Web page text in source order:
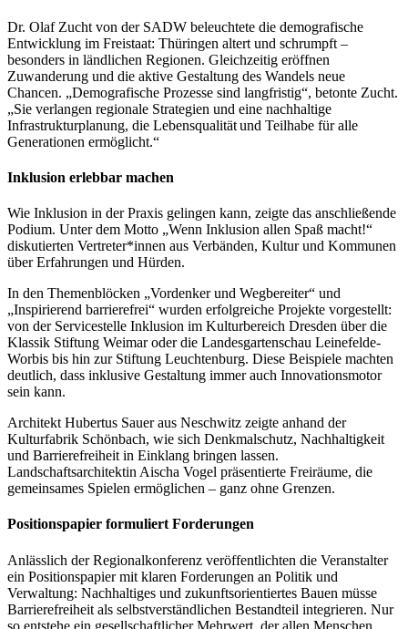
Dr. Olaf Zucht von der SADW beleuchtete die demografische
Entwicklung im Freistaat: Thüringen altert und schrumpft –
besonders in ländlichen Regionen. Gleichzeitig eröffnen
Zuwanderung und die aktive Gestaltung des Wandels neue
Chancen. „Demografische Prozesse sind langfristig“, betonte Zucht.
„Sie verlangen regionale Strategien und eine nachhaltige
Infrastrukturplanung, die Lebensqualität und Teilhabe für alle
Generationen ermöglicht.“
Inklusion erlebbar machen
Wie Inklusion in der Praxis gelingen kann, zeigte das anschließende
Podium. Unter dem Motto „Wenn Inklusion allen Spaß macht!“
diskutierten Vertreter*innen aus Verbänden, Kultur und Kommunen
über Erfahrungen und Hürden.
In den Themenblöcken „Vordenker und Wegbereiter“ und
„Inspirierend barrierefrei“ wurden erfolgreiche Projekte vorgestellt:
von der Servicestelle Inklusion im Kulturbereich Dresden über die
Klassik Stiftung Weimar oder die Landesgartenschau Leinefelde-
Worbis bis hin zur Stiftung Leuchtenburg. Diese Beispiele machten
deutlich, dass inklusive Gestaltung immer auch Innovationsmotor
sein kann.
Architekt Hubertus Sauer aus Neschwitz zeigte anhand der
Kulturfabrik Schönbach, wie sich Denkmalschutz, Nachhaltigkeit
und Barrierefreiheit in Einklang bringen lassen.
Landschaftsarchitektin Aischa Vogel präsentierte Freiräume, die
gemeinsames Spielen ermöglichen – ganz ohne Grenzen.
Positionspapier formuliert Forderungen
Anlässlich der Regionalkonferenz veröffentlichten die Veranstalter
ein Positionspapier mit klaren Forderungen an Politik und
Verwaltung: Nachhaltiges und zukunftsorientiertes Bauen müsse
Barrierefreiheit als selbstverständlichen Bestandteil integrieren. Nur
so entstehe ein gesellschaftlicher Mehrwert, der allen Menschen